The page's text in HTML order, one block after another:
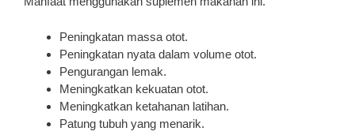
Peningkatan massa otot.
Peningkatan nyata dalam volume otot.
Pengurangan lemak.
Meningkatkan kekuatan otot.
Meningkatkan ketahanan latihan.
Patung tubuh yang menarik.